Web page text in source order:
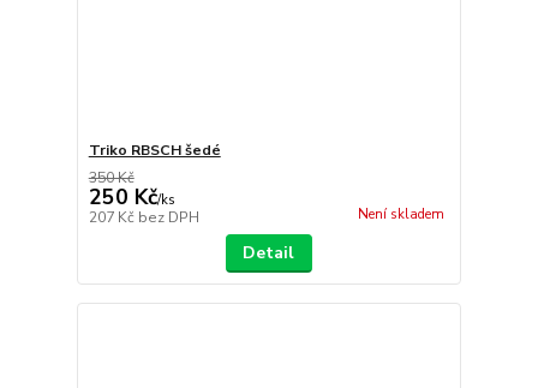
Triko RBSCH šedé
350 Kč
250 Kč/ks
207 Kč bez DPH Není skladem
Detail